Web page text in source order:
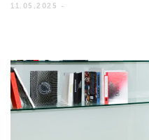
11.05.2025 -